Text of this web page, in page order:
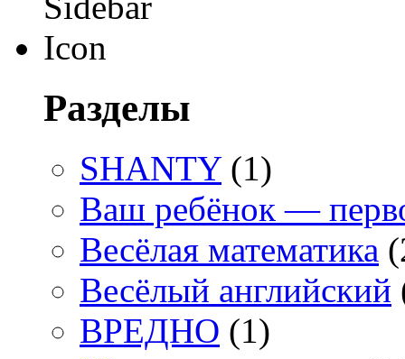
Разделы
SHANTY(1)
Ваш ребёнок —
Весёлая математика
Весёлый английский
ВРЕДНО (1)